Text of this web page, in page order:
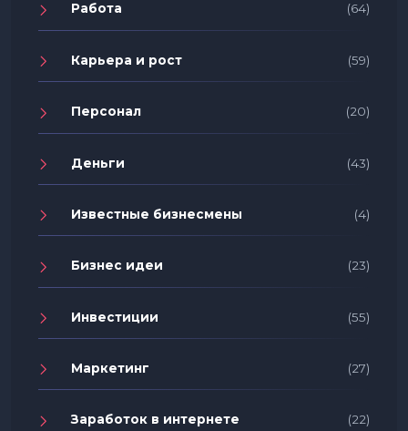
Работа (64)
Карьера и рост (59)
Персонал (20)
Деньги (43)
Известные бизнесмены (4)
Бизнес идеи (23)
Инвестиции (55)
Маркетинг (27)
Заработок в интернете (22)